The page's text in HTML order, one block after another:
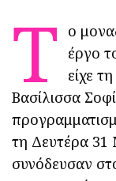
Τ
ο
έργο
είχε
Βασίλισσα
τη Δευτέρα 31
συνόδευσαν